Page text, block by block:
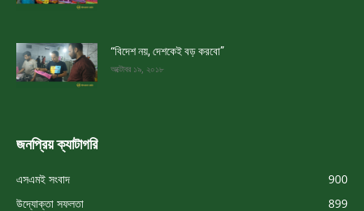
“বিদেশ নয়, দেশকেই বড় করবো”
অক্টোবর ১৯, ২০১৮
জনপ্রিয় ক্যাটাগরি
এসএমই সংবাদ
900
উদ্যোক্তা সফলতা
899